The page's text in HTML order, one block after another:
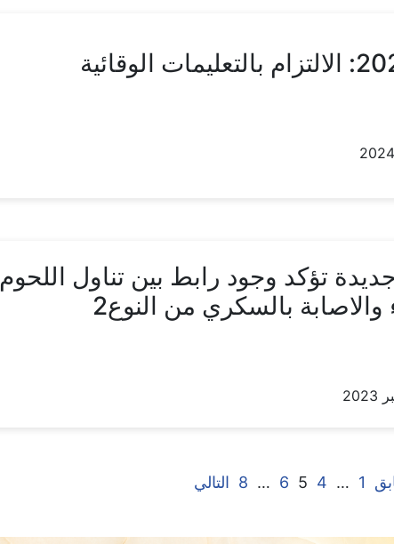
تؤكد وجود رابط بين تناول اللحوم
والاصابة بالسكري من النوع2
1
…
4
5
6
…
8 التالي